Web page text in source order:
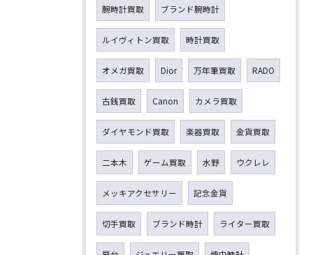
腕時計買取 ブランド腕時計
ルイヴィトン買取 時計買取
オメガ買取 Dior 万年筆買取 RADO
古銭買取 Canon カメラ買取
ダイヤモンド買取 楽器買取 金貨買取
二本木 ゲーム買取 水野 ウクレレ
メッキアクセサリー 記念金貨
切手買取 ブランド時計 ライター買取